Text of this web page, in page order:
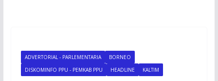
ADVERTORIAL - PARLEMENTARIA
BORNEO
DISKOMINFO PPU - PEMKAB PPU
HEADLINE KALTIM